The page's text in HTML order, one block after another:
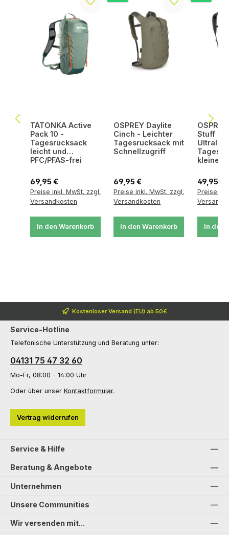
TATONKA Active
Pack 10 -
Tagesrucksack
leicht und
PFC/PFAS-frei
Regulärer Preis:
69,95 €
Preise inkl. MwSt. zzgl.
Versandkosten
In den Warenkorb
OSPREY Daylite
Cinch - Leichter
Tagesrucksack mit
Schnellzugriff
Regulärer Preis:
69,95 €
Preise inkl. MwSt. zzgl.
Versandkosten
In den Warenkorb
Stuff
kleinem
49,95 €
Preise
In den
Kostenloser Versand (EU) ab 50€
Service-Hotline
Telefonische Unterstützung und Beratung unter:
04131 75 47 32 60
Mo-Fr, 08:00 - 14:00 Uhr
Oder über unser Kontaktformular.
Vertrag widerrufen
Service & Hilfe
Beratung & Angebote
Unternehmen
Unsere Communities
Wir versenden mit...